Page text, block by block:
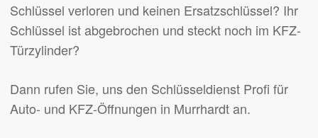
Schlüssel verloren und keinen Ersatzschlüssel? Ihr
Schlüssel ist abgebrochen und steckt noch im KFZ-
Türzylinder?
Dann rufen Sie, uns den Schlüsseldienst Profi für
Auto- und KFZ-Öffnungen in Murrhardt an.